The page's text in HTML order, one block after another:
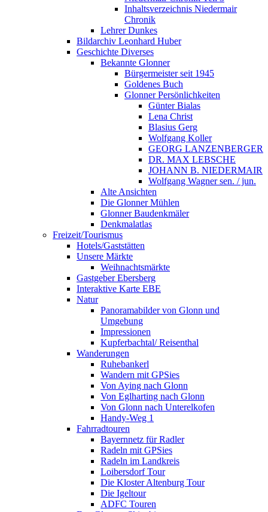
Inhaltsverzeichnis Niedermair
Chronik
Lehrer Dunkes
Bildarchiv Leonhard Huber
Geschichte Diverses
Bekannte Glonner
Bürgermeister seit 1945
Goldenes Buch
Glonner Persönlichkeiten
Günter Bialas
Lena Christ
Blasius Gerg
Wolfgang Koller
GEORG LANZENBERGER
DR. MAX LEBSCHE
JOHANN B. NIEDERMAIR
Wolfgang Wagner sen. / jun.
Alte Ansichten
Die Glonner Mühlen
Glonner Baudenkmäler
Denkmalatlas
Freizeit/Tourismus
Hotels/Gaststätten
Unsere Märkte
Weihnachtsmärkte
Gastgeber Ebersberg
Interaktive Karte EBE
Natur
Panoramabilder von Glonn und
Umgebung
Impressionen
Kupferbachtal/ Reisenthal
Wanderungen
Ruhebankerl
Wandern mit GPSies
Von Aying nach Glonn
Von Eglharting nach Glonn
Von Glonn nach Unterelkofen
Handy-Weg 1
Fahrradtouren
Bayernnetz für Radler
Radeln mit GPSies
Radeln im Landkreis
Loibersdorf Tour
Die Kloster Altenburg Tour
Die Igeltour
ADFC Touren